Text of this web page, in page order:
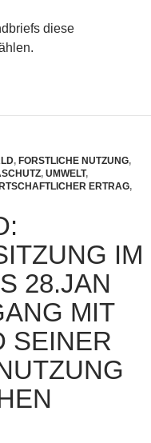
diese
, FORSTLICHE NUTZUNG,
, UMWELT,
ERTRAG,
IM
28.JAN
MIT
SEINER